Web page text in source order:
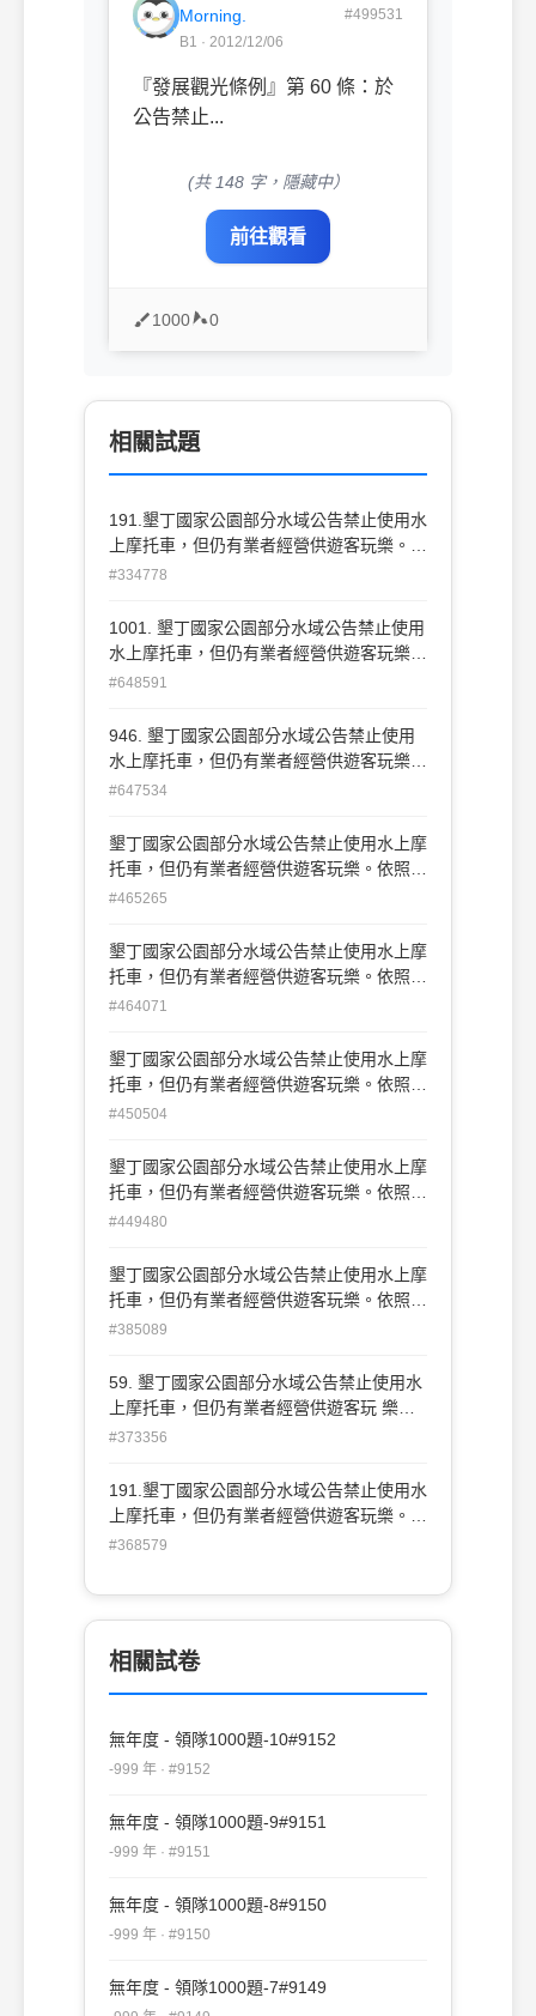
Morning.
B1 · 2012/12/06
#499531
『發展觀光條例』第 60 條：於
公告禁止...
(共 148 字，隱藏中）
前往觀看
1000 0
相關試題
191.墾丁國家公園部分水域公告禁止使用水
上摩托車，但仍有業者經營供遊客玩樂。依
照 「發展觀光條例」，最高可處多少新臺
元 (C)五萬五仟元 (D)七萬五仟元
#334778
1001. 墾丁國家公園部分水域公告禁止使用
水上摩托車，但仍有業者經營供遊客玩樂。
依照「發展觀光條例」，最高可處多少新臺
五萬五仟元 (D)七萬五仟元
#648591
946. 墾丁國家公園部分水域公告禁止使用
水上摩托車，但仍有業者經營供遊客玩樂。
依照「發展觀光條例」，最高可處多少新臺
五萬五仟元 (D)七萬五仟元
#647534
墾丁國家公園部分水域公告禁止使用水上摩
托車，但仍有業者經營供遊客玩樂。依照
「發展觀光條例」，最高可處多少新臺幣罰
五仟元 (D)七萬五仟元
#465265
墾丁國家公園部分水域公告禁止使用水上摩
托車，但仍有業者經營供遊客玩樂。依照
「發展觀光條例」，最高可處多少新臺幣罰
五仟元 (D)七萬五仟元
#464071
墾丁國家公園部分水域公告禁止使用水上摩
托車，但仍有業者經營供遊客玩樂。依照
「發展觀光條例」，最高可處多少新臺幣罰
五仟元 (D)七萬五仟元
#450504
墾丁國家公園部分水域公告禁止使用水上摩
托車，但仍有業者經營供遊客玩樂。依照
「發展觀光條例」，最高可處多少新臺幣罰
五仟元 (D)七萬五仟元
#449480
墾丁國家公園部分水域公告禁止使用水上摩
托車，但仍有業者經營供遊客玩樂。依照
「發展觀光條例」，最高可處多少新臺幣罰
五仟元 (D)七萬五仟元
#385089
59. 墾丁國家公園部分水域公告禁止使用水
上摩托車，但仍有業者經營供遊客玩 樂。
依照「發展觀光條例」，最高可處多少新臺
(C)五萬五仟元 (D)七萬五仟元
#373356
191.墾丁國家公園部分水域公告禁止使用水
上摩托車，但仍有業者經營供遊客玩樂。依
照 「發展觀光條例」，最高可處多少新臺
元 (C)五萬五仟元 (D)七萬五仟元
#368579
相關試卷
無年度 - 領隊1000題-10#9152
-999 年 · #9152
無年度 - 領隊1000題-9#9151
-999 年 · #9151
無年度 - 領隊1000題-8#9150
-999 年 · #9150
無年度 - 領隊1000題-7#9149